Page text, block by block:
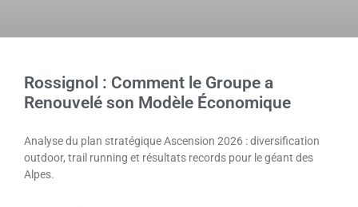
Rossignol : Comment le Groupe a
Renouvelé son Modèle Économique
Analyse du plan stratégique Ascension 2026 : diversification
outdoor, trail running et résultats records pour le géant des
Alpes.